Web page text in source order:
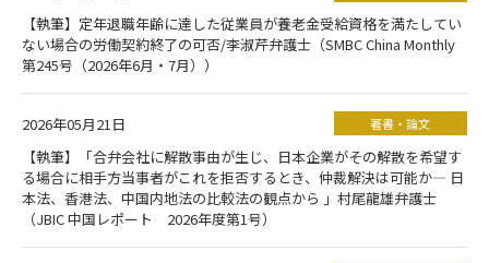
【執筆】定年退職年齢に達した従業員が養老金受給資格を満たしてい
ない場合の労働契約終了の可否/李淑芹弁護士（SMBC China Monthly
第245号（2026年6月・7月））
2026年05月21日 著書・論文
【執筆】「合弁会社に解散事由が生じ、日本企業がその解散を希望す
る場合に相手方当事者がこれを拒否するとき、仲裁解決は可能か― 日
本法、香港法、中国内地法の比較法の観点から 」村尾龍雄弁護士
（JBIC 中国レポート 2026年度第1号）